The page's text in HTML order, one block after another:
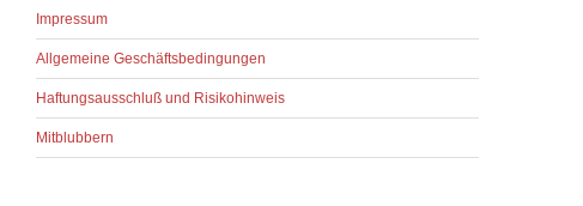
Impressum
Allgemeine Geschäftsbedingungen
Haftungsausschluß und Risikohinweis
Mitblubbern